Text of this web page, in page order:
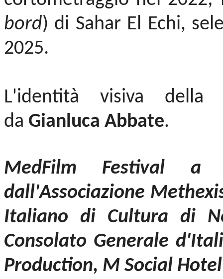
bord) di Sahar El Echi,
2025.
L'identità visiva della
da Gianluca Abbate.
MedFilm Festival a
dall'Associazione
Italiano di Cultura di
Consolato Generale
Production, M Social